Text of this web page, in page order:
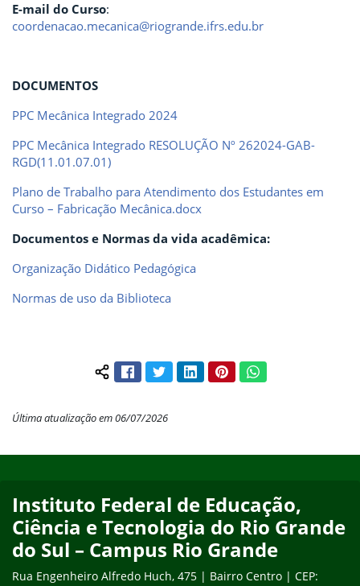
E-mail do Curso:
coordenacao.mecanica@riogrande.ifrs.edu.br
DOCUMENTOS
PPC Mecânica Integrado 2024
PPC Mecânica Integrado RESOLUÇÃO Nº 262024-GAB-
RGD(11.01.07.01)
Plano de Trabalho para Atendimento dos Estudantes em
Curso – Fabricação Mecânica.docx
Documentos e Normas da vida acadêmica:
Organização Didático Pedagógica
Normas de uso da Biblioteca
Compartilhar conteúdo:
FacebookTwitterLinkedInPinterestWhatsApp
Última atualização em 06/07/2026
Instituto Federal de Educação,
Ciência e Tecnologia do Rio Grande
do Sul – Campus Rio Grande
Rua Engenheiro Alfredo Huch, 475 | Bairro Centro | CEP: